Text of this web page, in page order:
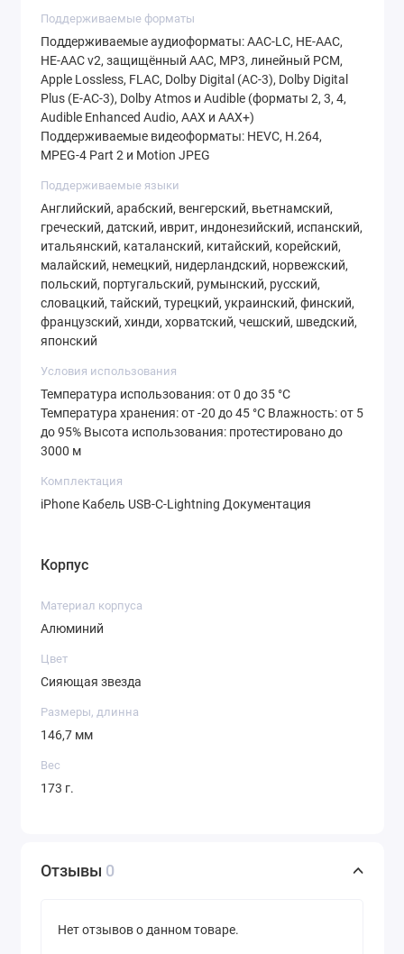
Поддерживаемые форматы
Поддерживаемые аудиоформаты: AAC‑LC, HE‑AAC,
HE‑AAC v2, защищённый AAC, MP3, линейный PCM,
Apple Lossless, FLAC, Dolby Digital (AC‑3), Dolby Digital
Plus (E‑AC‑3), Dolby Atmos и Audible (форматы 2, 3, 4,
Audible Enhanced Audio, AAX и AAX+)
Поддерживаемые видеоформаты: HEVC, H.264,
MPEG‑4 Part 2 и Motion JPEG
Поддерживаемые языки
Английский, арабский, венгерский, вьетнамский,
греческий, датский, иврит, индонезийский, испанский,
итальянский, каталанский, китайский, корейский,
малайский, немецкий, нидерландский, норвежский,
польский, португальский, румынский, русский,
словацкий, тайский, турецкий, украинский, финский,
французский, хинди, хорватский, чешский, шведский,
японский
Условия использования
Температура использования: от 0 до 35 °C
Температура хранения: от -20 до 45 °C Влажность: от 5
до 95% Высота использования: протестировано до
3000 м
Комплектация
iPhone Кабель USB-C-Lightning Документация
Корпус
Материал корпуса
Алюминий
Цвет
Сияющая звезда
Размеры, длинна
146,7 мм
Вес
173 г.
Отзывы 0
Нет отзывов о данном товаре.